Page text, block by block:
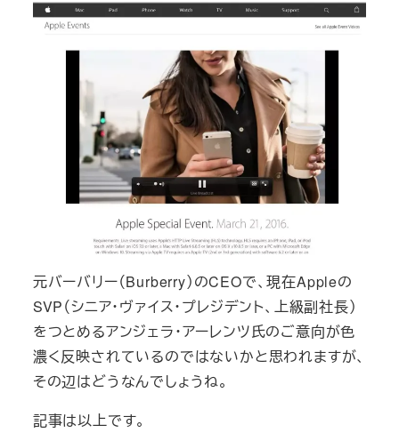
元バーバリー（Burberry）のCEOで、現在Appleの
SVP（シニア・ヴァイス・プレジデント、上級副社長）
をつとめるアンジェラ・アーレンツ氏のご意向が色
濃く反映されているのではないかと思われますが、
その辺はどうなんでしょうね。
記事は以上です。